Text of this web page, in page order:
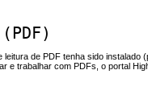
de PDF tenha sido instalado
e trabalhar com PDFs, o portal